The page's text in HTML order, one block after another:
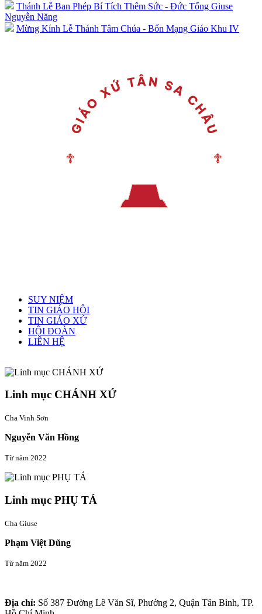
Thánh Lễ Ban Phép Bí Tích Thêm Sức - Đức Tổng Giuse
Nguyễn Năng
Mừng Kính Lễ Thánh Tâm Chúa - Bổn Mạng Giáo Khu IV
SUY NIỆM
TIN GIÁO HỘI
TIN GIÁO XỨ
HỘI ĐOÀN
LIÊN HỆ
Linh mục CHÁNH XỨ
Cha Vinh Sơn
Nguyễn Văn Hồng
Từ năm 2022
Linh mục PHỤ TÁ
Cha Giuse
Phạm Việt Dũng
Từ năm 2022
Địa chỉ: Số 387 Đường Lê Văn Sĩ, Phường 2, Quận Tân Bình, TP.